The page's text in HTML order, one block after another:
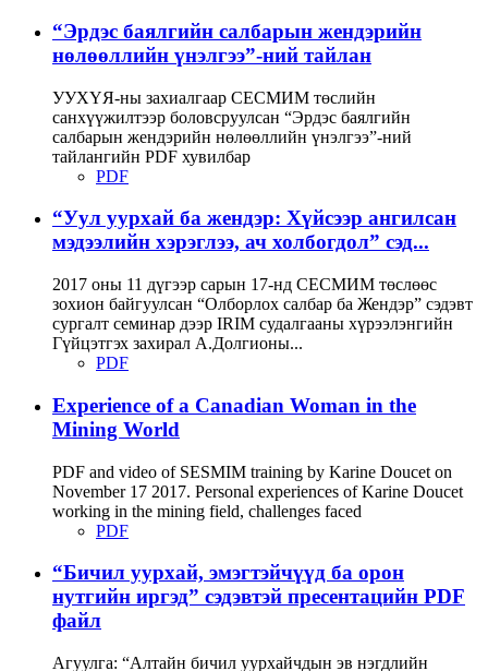
“Эрдэс баялгийн салбарын жендэрийн
нөлөөллийн үнэлгээ”-ний тайлан
УУХҮЯ-ны захиалгаар СЕСМИМ төслийн
санхүүжилтээр боловсруулсан “Эрдэс баялгийн
салбарын жендэрийн нөлөөллийн үнэлгээ”-ний
тайлангийн PDF хувилбар
PDF
“Уул уурхай ба жендэр: Хүйсээр ангилсан
мэдээлийн хэрэглээ, ач холбогдол” сэд...
2017 оны 11 дүгээр сарын 17-нд СЕСМИМ төслөөс
зохион байгуулсан “Олборлох салбар ба Жендэр” сэдэвт
сургалт семинар дээр IRIM судалгааны хүрээлэнгийн
Гүйцэтгэх захирал А.Долгионы...
PDF
Experience of a Canadian Woman in the
Mining World
PDF and video of SESMIM training by Karine Doucet on
November 17 2017. Personal experiences of Karine Doucet
working in the mining field, challenges faced
PDF
“Бичил уурхай, эмэгтэйчүүд ба орон
нутгийн иргэд” сэдэвтэй пресентацийн PDF
файл
Агуулга: “Алтайн бичил уурхайчдын эв нэгдлийн